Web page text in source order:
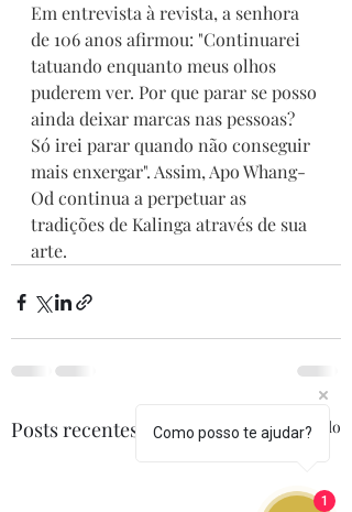
Em entrevista à revista, a senhora
de 106 anos afirmou: "Continuarei
tatuando enquanto meus olhos
puderem ver. Por que parar se posso
ainda deixar marcas nas pessoas?
Só irei parar quando não conseguir
mais enxergar". Assim, Apo Whang-
Od continua a perpetuar as
tradições de Kalinga através de sua
arte.
Posts recentes Ver tudo
Como posso te ajudar?
1